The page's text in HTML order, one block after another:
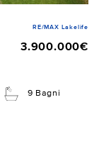
RE/MAX Lakelife
3.900.000€
9 Bagni